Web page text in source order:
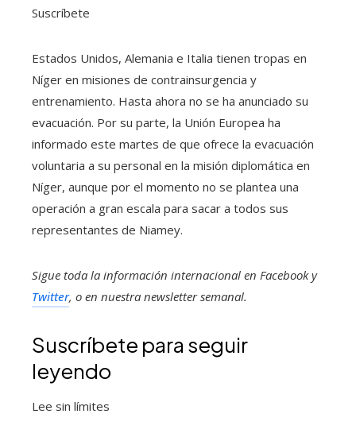
Suscríbete
Estados Unidos, Alemania e Italia tienen tropas en
Níger en misiones de contrainsurgencia y
entrenamiento. Hasta ahora no se ha anunciado su
evacuación. Por su parte, la Unión Europea ha
informado este martes de que ofrece la evacuación
voluntaria a su personal en la misión diplomática en
Níger, aunque por el momento no se plantea una
operación a gran escala para sacar a todos sus
representantes de Niamey.
Sigue toda la información internacional en Facebooky
Twitter, o en nuestra newsletter semanal.
Suscríbete para seguir
leyendo
Lee sin límites